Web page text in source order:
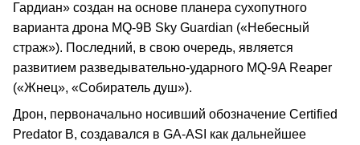
Гардиан» создан на основе планера сухопутного
варианта дрона MQ-9B Sky Guardian («Небесный
страж»). Последний, в свою очередь, является
развитием разведывательно-ударного MQ-9A Reaper
(«Жнец», «Собиратель душ»).
Дрон, первоначально носивший обозначение Certified
Predator B, создавался в GA-ASI как дальнейшее